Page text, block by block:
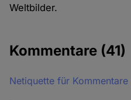
Weltbilder.
Kommentare (41)
Netiquette für Kommentare